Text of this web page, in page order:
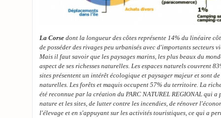
La Corse dont la longueur des côtes représente 14% du linéaire
de posséder des rivages peu urbanisés avec d'importants secteurs
Mais il faut savoir que les paysages marins, les plus beaux du
aspect de ses richesses naturelles. Les espaces naturels couvrent
sites présentent un intérêt écologique et paysager majeur et sont
naturelles. Les forêts et maquis occupent 57% du territoire. La
été reconnue par la création du PARC NATUREL REGIONAL qui
nature et les sites, de lutter contre les incendies, de rénover
l'élevage et en s'appuyant sur les activités touristiques, ce qui a